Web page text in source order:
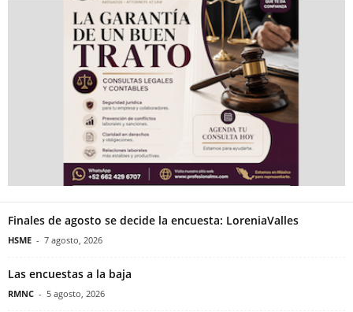
Finales de agosto se decide la encuesta: LoreniaValles
HSME - 7 agosto, 2026
Las encuestas a la baja
RMNC - 5 agosto, 2026